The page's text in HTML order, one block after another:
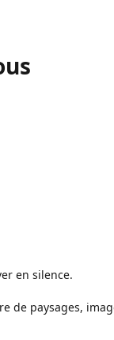
en silence.
de paysages,